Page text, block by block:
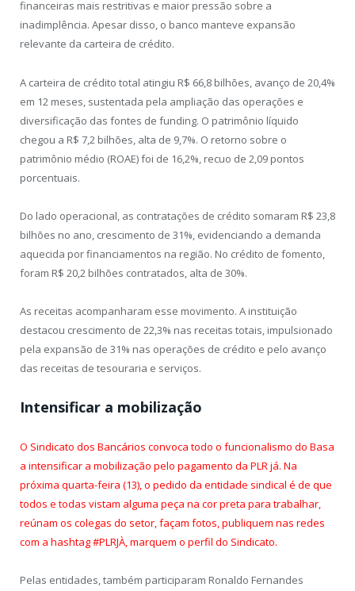
financeiras mais restritivas e maior pressão sobre a
inadimplência. Apesar disso, o banco manteve expansão
relevante da carteira de crédito.
A carteira de crédito total atingiu R$ 66,8 bilhões, avanço de 20,4%
em 12 meses, sustentada pela ampliação das operações e
diversificação das fontes de funding. O patrimônio líquido
chegou a R$ 7,2 bilhões, alta de 9,7%. O retorno sobre o
patrimônio médio (ROAE) foi de 16,2%, recuo de 2,09 pontos
porcentuais.
Do lado operacional, as contratações de crédito somaram R$ 23,8
bilhões no ano, crescimento de 31%, evidenciando a demanda
aquecida por financiamentos na região. No crédito de fomento,
foram R$ 20,2 bilhões contratados, alta de 30%.
As receitas acompanharam esse movimento. A instituição
destacou crescimento de 22,3% nas receitas totais, impulsionado
pela expansão de 31% nas operações de crédito e pelo avanço
das receitas de tesouraria e serviços.
Intensificar a mobilização
O Sindicato dos Bancários convoca todo o funcionalismo do Basa
a intensificar a mobilização pelo pagamento da PLR já. Na
próxima quarta-feira (13), o pedido da entidade sindical é de que
todos e todas vistam alguma peça na cor preta para trabalhar,
reúnam os colegas do setor, façam fotos, publiquem nas redes
com a hashtag #PLRJÀ, marquem o perfil do Sindicato.
Pelas entidades, também participaram Ronaldo Fernandes